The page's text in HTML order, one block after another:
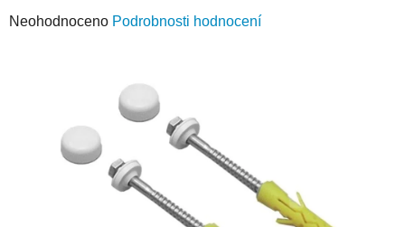
Průměrné
Neohodnoceno Podrobnosti hodnocení